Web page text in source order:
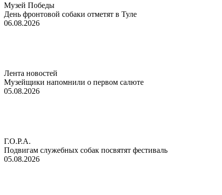
Музей Победы
День фронтовой собаки отметят в Туле
06.08.2026
Лента новостей
Музейщики напомнили о первом салюте
05.08.2026
Г.О.Р.А.
Подвигам служебных собак посвятят фестиваль
05.08.2026